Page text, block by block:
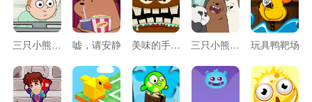
三只小熊接东西 嘘，请安静 美味的手指头 三只小熊叠罗汉 玩具鸭靶场